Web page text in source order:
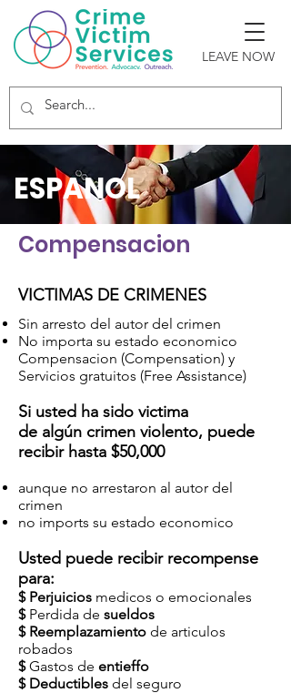
LEAVE NOW
ESPANOL
Compensacion
VICTIMAS DE CRIMENES
Sin arresto del autor del crimen
No importa su estado economico
Compensacion (Compensation) y
Servicios gratuitos (Free Assistance)
Si usted ha sido victima
de algún crimen violento, puede
recibir hasta $50,000
aunque no arrestaron al autor del
crimen
no imports su estado economico
Usted puede recibir recompense
para:
$ Perjuicios medicos o emocionales
$Perdida de sueldos
$ Reemplazamiento de articulos
robados
$Gastos de entieffo
$ Deductibles del seguro